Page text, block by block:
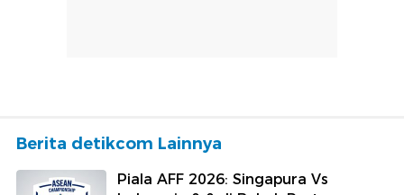
Berita detikcom Lainnya
Piala AFF 2026: Singapura Vs